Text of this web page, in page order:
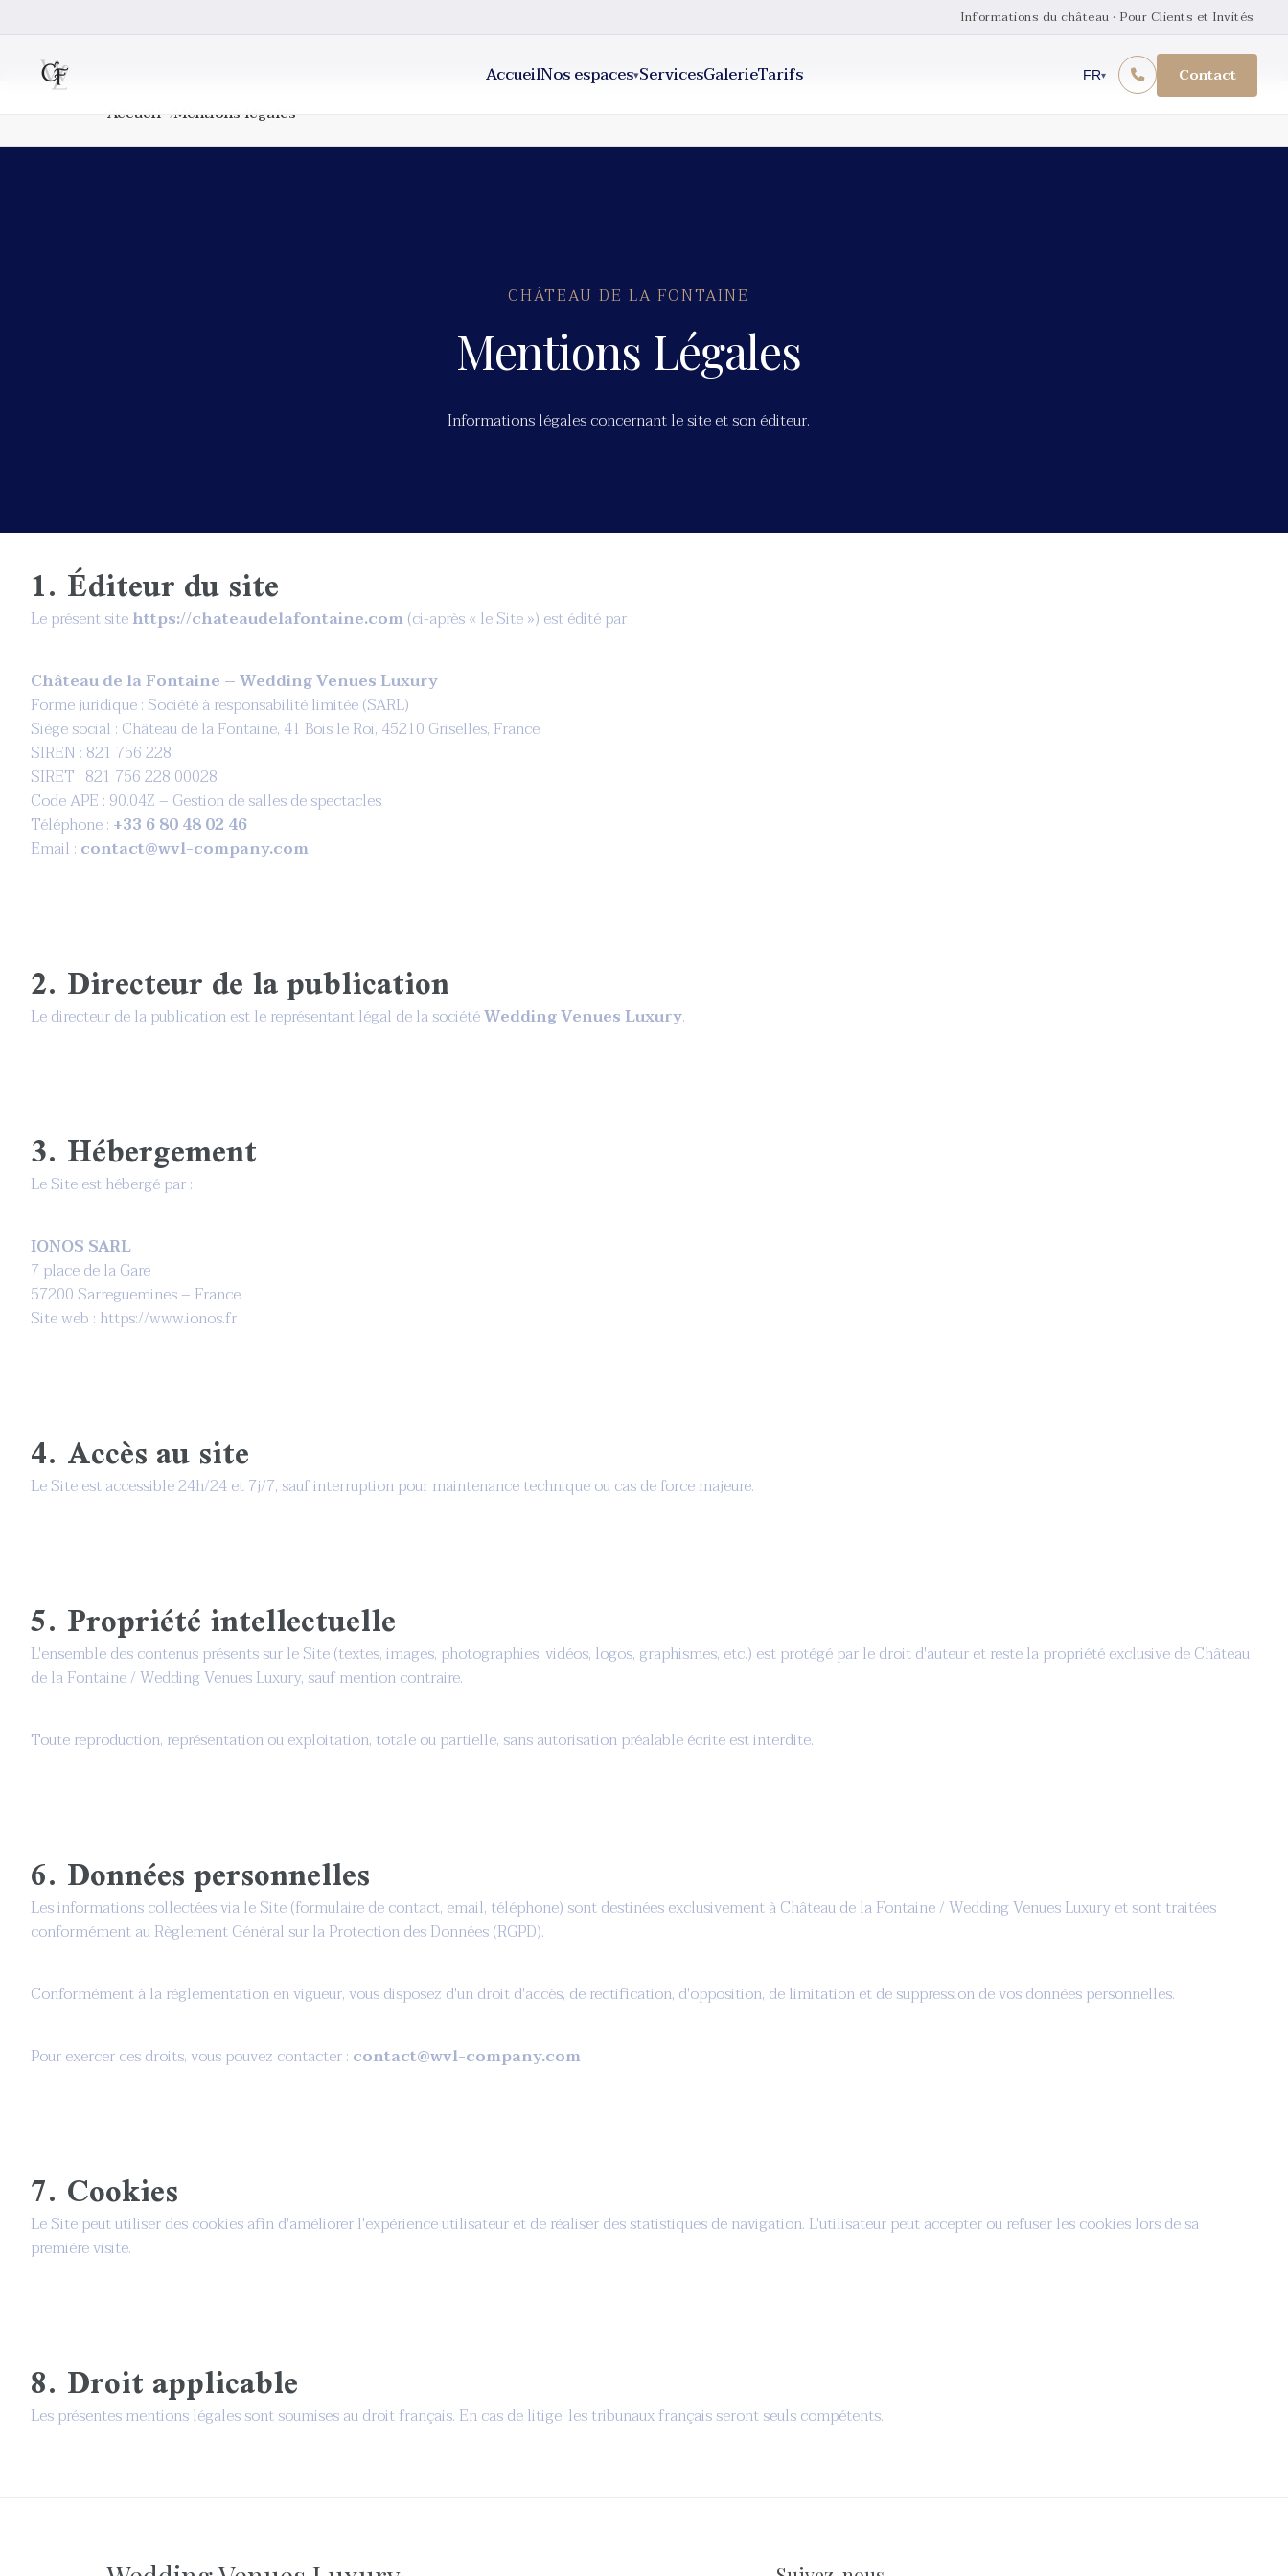
Informations du château · Pour Clients et Invités
AccueilNos espaces▾ServicesGalerieTarifs FR▾ Contact
Accueil Mentions légales
CHÂTEAU DE LA FONTAINE
Mentions Légales
Informations légales concernant le site et son éditeur.
1. Éditeur du site
Le présent sitehttps://chateaudelafontaine.com(ci-après « le Site ») est édité par :
Château de la Fontaine – Wedding Venues Luxury
Forme juridique : Société à responsabilité limitée (SARL)
Siège social : Château de la Fontaine, 41 Bois le Roi, 45210 Griselles, France
SIREN : 821 756 228
SIRET : 821 756 228 00028
Code APE : 90.04Z – Gestion de salles de spectacles
Téléphone : +33 6 80 48 02 46
Email : contact@wvl-company.com
2. Directeur de la publication
Le directeur de la publication est le représentant légal de la sociétéWedding Venues Luxury.
3. Hébergement
Le Site est hébergé par :
IONOS SARL
7 place de la Gare
57200 Sarreguemines – France
Site web : https://www.ionos.fr
4. Accès au site
Le Site est accessible 24h/24 et 7j/7, sauf interruption pour maintenance technique ou cas de force majeure.
5. Propriété intellectuelle
L'ensemble des contenus présents sur le Site (textes, images, photographies, vidéos, logos, graphismes, etc.) est protégé par le droit d'auteur et reste la propriété exclusive de Château
de la Fontaine / Wedding Venues Luxury, sauf mention contraire.
Toute reproduction, représentation ou exploitation, totale ou partielle, sans autorisation préalable écrite est interdite.
6. Données personnelles
Les informations collectées via le Site (formulaire de contact, email, téléphone) sont destinées exclusivement à Château de la Fontaine / Wedding Venues Luxury et sont traitées
conformément au Règlement Général sur la Protection des Données (RGPD).
Conformément à la réglementation en vigueur, vous disposez d'un droit d'accès, de rectification, d'opposition, de limitation et de suppression de vos données personnelles.
Pour exercer ces droits, vous pouvez contacter : contact@wvl-company.com
7. Cookies
Le Site peut utiliser des cookies afin d'améliorer l'expérience utilisateur et de réaliser des statistiques de navigation. L'utilisateur peut accepter ou refuser les cookies lors de sa
première visite.
8. Droit applicable
Les présentes mentions légales sont soumises au droit français. En cas de litige, les tribunaux français seront seuls compétents.